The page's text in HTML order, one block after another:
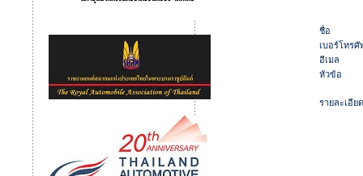
ชื่อ
เบอร์โทรศั
อีเมล
หัวข้อ
รายละเอียด